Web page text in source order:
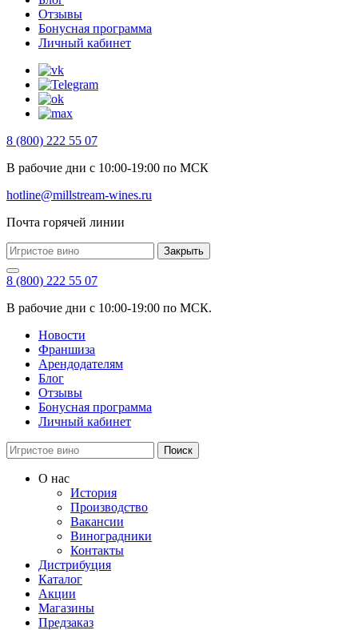
Отзывы
Бонусная программа
Личный кабинет
8 (800) 222 55 07
В рабочие дни с 10:00-19:00 по МСК
hotline@millstream-wines.ru
Почта горячей линии
Закрыть
8 (800) 222 55 07
В рабочие дни с 10:00-19:00 по МСК.
Новости
Франшиза
Арендодателям
Блог
Отзывы
Бонусная программа
Личный кабинет
Поиск
О нас
История
Производство
Вакансии
Виноградники
Контакты
Дистрибуция
Каталог
Акции
Магазины
Предзаказ